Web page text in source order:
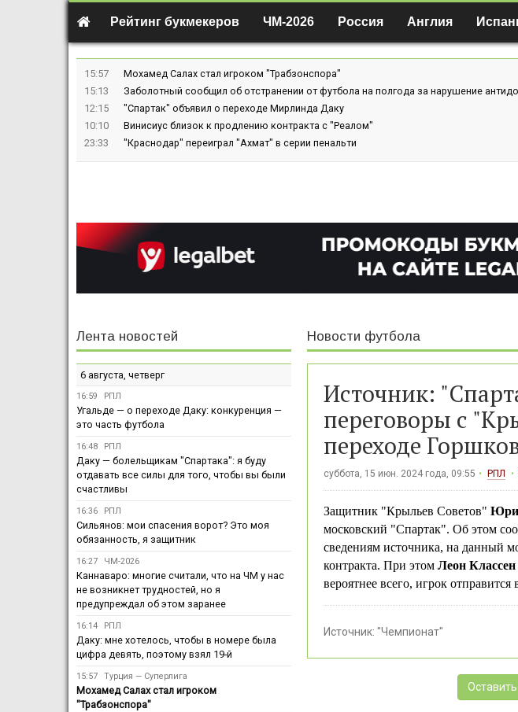
Рейтинг букмекеров ЧМ-2026 Россия Англия
15:57
Мохамед Салах стал игроком "Трабзонспора"
15:13
Заболотный сообщил об отстранении от футбола на полгода за нарушение
12:15
"Спартак" объявил о переходе Мирлинда Даку
10:10
Винисиус близок к продлению контракта с "Реалом"
23:33
"Краснодар" переиграл "Ахмат" в серии пенальти
Новости футбола
Источник:
переговоры с
переходе
суббота, 15 июн. 2024 года, 09:55 РПЛ
Защитник "Крыльев Советов"
московский "Спартак". Об этом
сведениям источника, на данный
контракта. При этомЛеон Классен
вероятнее всего, игрок отправится
Источник: "Чемпионат"
Лента новостей
6 августа, четверг
16:59 РПЛ
Угальде — о переходе Даку: конкуренция —
это часть футбола
16:48 РПЛ
Даку — болельщикам "Спартака": я буду
отдавать все силы для того, чтобы вы были
счастливы
16:36 РПЛ
Сильянов: мои спасения ворот? Это моя
обязанность, я защитник
16:27 ЧМ-2026
Каннаваро: многие считали, что на ЧМ у нас
не возникнет трудностей, но я
предупреждал об этом заранее
16:14 РПЛ
Даку: мне хотелось, чтобы в номере была
цифра девять, поэтому взял 19-й
15:57 Турция — Суперлига
Мохамед Салах стал игроком
"Трабзонспора"